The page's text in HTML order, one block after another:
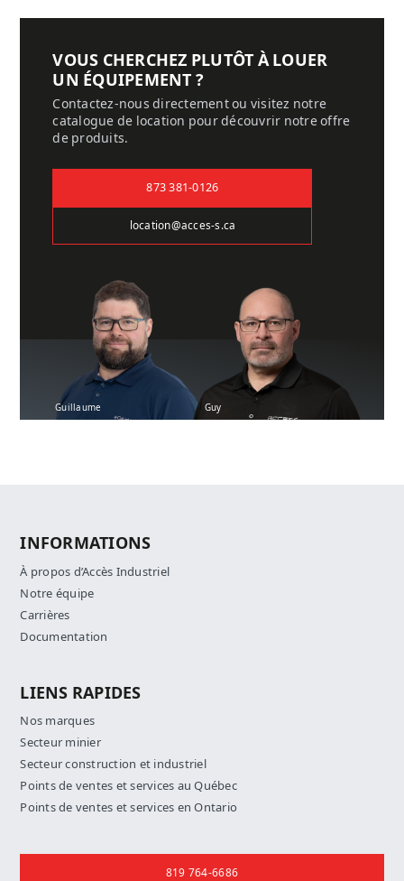
VOUS CHERCHEZ PLUTÔT À LOUER
UN ÉQUIPEMENT ?
Contactez-nous directement ou visitez notre
catalogue de location pour découvrir notre offre
de produits.
873 381-0126
location@acces-s.ca
Guillaume Guy
INFORMATIONS
À propos d’Accès Industriel
Notre équipe
Carrières
Documentation
LIENS RAPIDES
Nos marques
Secteur minier
Secteur construction et industriel
Points de ventes et services au Québec
Points de ventes et services en Ontario
819 764-6686